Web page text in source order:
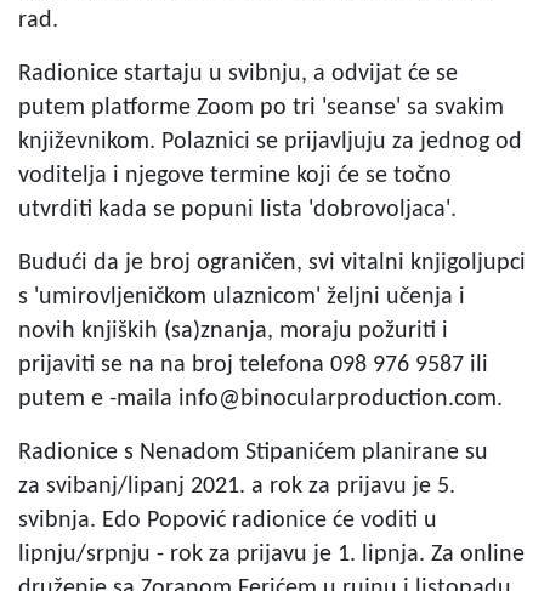
rad.
Radionice startaju u svibnju, a odvijat će se
putem platforme Zoom po tri 'seanse' sa svakim
književnikom. Polaznici se prijavljuju za jednog od
voditelja i njegove termine koji će se točno
utvrditi kada se popuni lista 'dobrovoljaca'.
Budući da je broj ograničen, svi vitalni knjigoljupci
s 'umirovljeničkom ulaznicom' željni učenja i
novih knjiških (sa)znanja, moraju požuriti i
prijaviti se na na broj telefona 098 976 9587 ili
putem e -maila info@binocularproduction.com.
Radionice s Nenadom Stipanićem planirane su
za svibanj/lipanj 2021. a rok za prijavu je 5.
svibnja. Edo Popović radionice će voditi u
lipnju/srpnju - rok za prijavu je 1. lipnja. Za online